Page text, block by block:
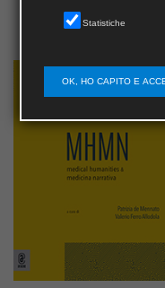
Statistiche
OK, HO CAPITO E